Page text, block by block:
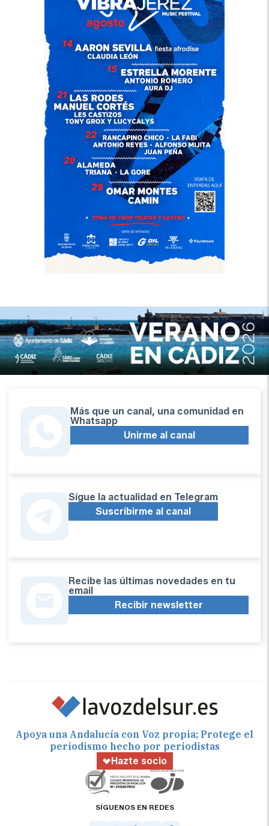
Más que un canal, una comunidad en
Whatsapp
Unirme al canal
Sígue la actualidad en Telegram
Suscribirme al canal
Recibe las últimas novedades en tu
email
Recibir newsletter
Apoya una Andalucía con Voz propia; Protege el
periodismo hecho por periodistas
Hazte socio
SÍGUENOS EN REDES